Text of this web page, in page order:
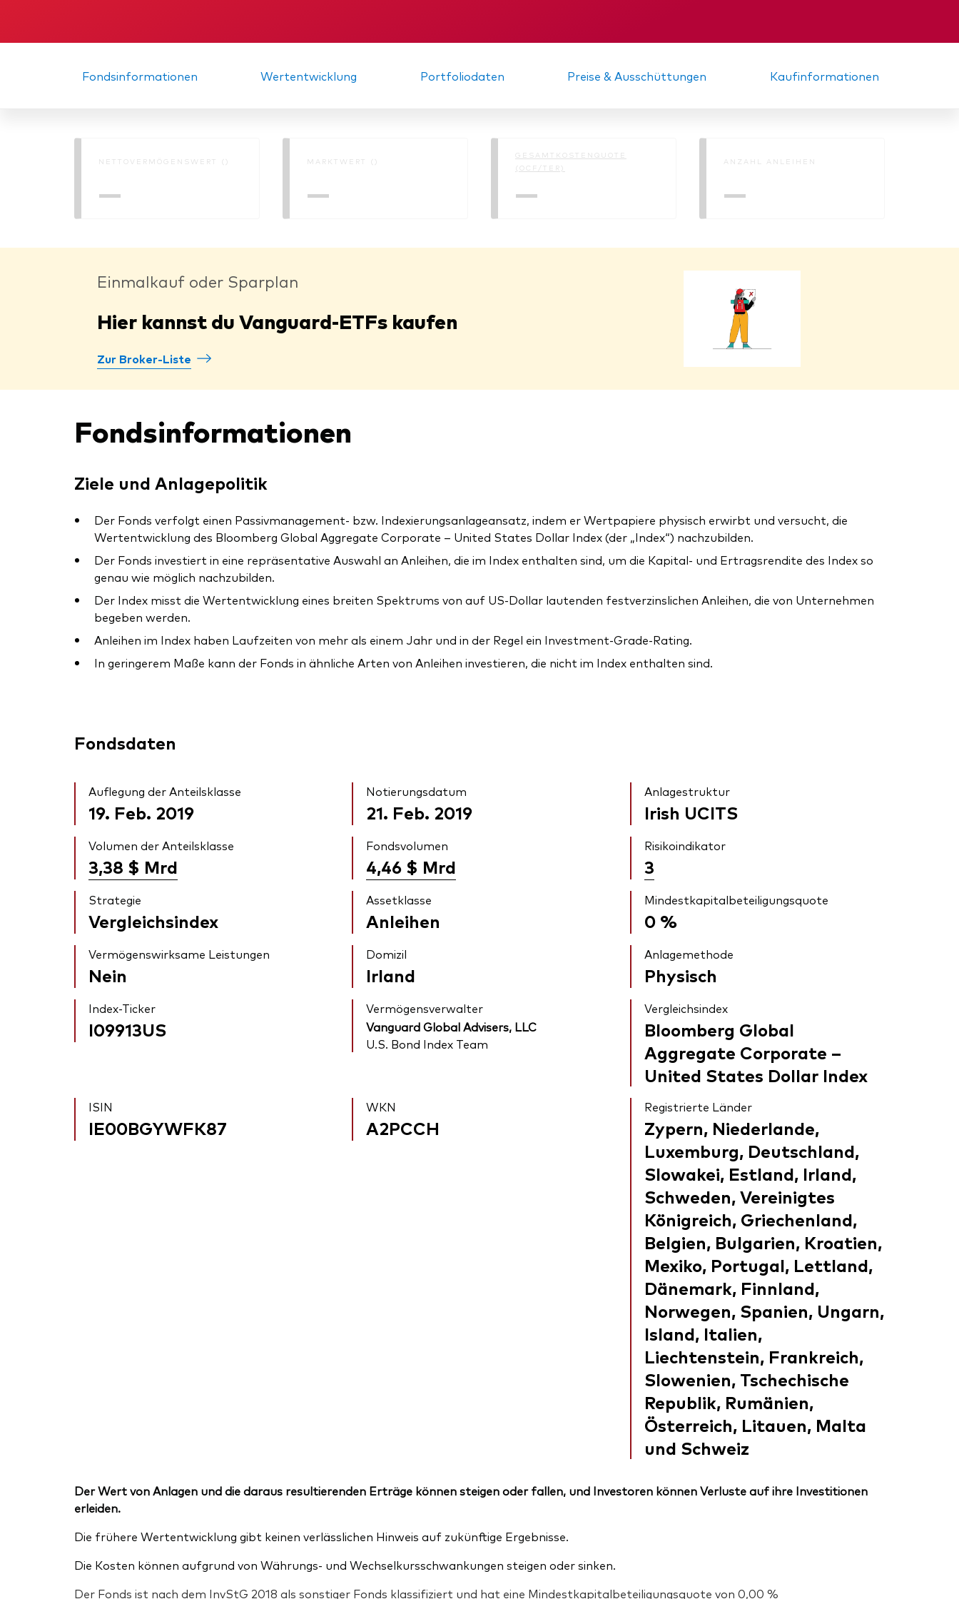
Fondsinformationen Wertentwicklung Portfoliodaten Preise & Ausschüttungen Kaufinformationen
NETTOVERMÖGENSWERT ()
—
MARKTWERT ()
—
GESAMTKOSTENQUOTE
(OCF/TER)
—
ANZAHL ANLEIHEN
—
Einmalkauf oder Sparplan
Hier kannst du Vanguard-ETFs kaufen
Zur Broker-Liste
Fondsinformationen
Ziele und Anlagepolitik
Der Fonds verfolgt einen Passivmanagement- bzw. Indexierungsanlageansatz, indem er Wertpapiere physisch erwirbt und versucht, die
Wertentwicklung des Bloomberg Global Aggregate Corporate – United States Dollar Index (der „Index“) nachzubilden.
Der Fonds investiert in eine repräsentative Auswahl an Anleihen, die im Index enthalten sind, um die Kapital- und Ertragsrendite des Index so
genau wie möglich nachzubilden.
Der Index misst die Wertentwicklung eines breiten Spektrums von auf US-Dollar lautenden festverzinslichen Anleihen, die von Unternehmen
begeben werden.
Anleihen im Index haben Laufzeiten von mehr als einem Jahr und in der Regel ein Investment-Grade-Rating.
In geringerem Maße kann der Fonds in ähnliche Arten von Anleihen investieren, die nicht im Index enthalten sind.
Fondsdaten
Auflegung der Anteilsklasse
19. Feb. 2019
Notierungsdatum
21. Feb. 2019
Anlagestruktur
Irish UCITS
Volumen der Anteilsklasse
3,38 $ Mrd
Fondsvolumen
4,46 $ Mrd
Risikoindikator
3
Strategie
Vergleichsindex
Assetklasse
Anleihen
Mindestkapitalbeteiligungsquote
0 %
Vermögenswirksame Leistungen
Nein
Domizil
Irland
Anlagemethode
Physisch
Index-Ticker
I09913US
Vermögensverwalter
Vanguard Global Advisers, LLC
U.S. Bond Index Team
Vergleichsindex
Bloomberg Global
Aggregate Corporate –
United States Dollar Index
ISIN
IE00BGYWFK87
WKN
A2PCCH
Registrierte Länder
Zypern, Niederlande,
Luxemburg, Deutschland,
Slowakei, Estland, Irland,
Schweden, Vereinigtes
Königreich, Griechenland,
Belgien, Bulgarien, Kroatien,
Mexiko, Portugal, Lettland,
Dänemark, Finnland,
Norwegen, Spanien, Ungarn,
Island, Italien,
Liechtenstein, Frankreich,
Slowenien, Tschechische
Republik, Rumänien,
Österreich, Litauen, Malta
und Schweiz
Der Wert von Anlagen und die daraus resultierenden Erträge können steigen oder fallen, und Investoren können Verluste auf ihre Investitionen
erleiden.
Die frühere Wertentwicklung gibt keinen verlässlichen Hinweis auf zukünftige Ergebnisse.
Die Kosten können aufgrund von Währungs- und Wechselkursschwankungen steigen oder sinken.
Der Fonds ist nach dem InvStG 2018 als sonstiger Fonds klassifiziert und hat eine Mindestkapitalbeteiligungsquote von 0,00 %